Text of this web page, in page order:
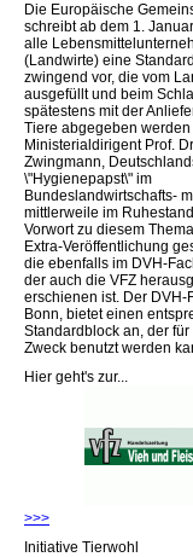
Die Europäische
schreibt ab dem 1.
alle
(Landwirte) eine
zwingend vor, die vom
ausgefüllt und beim
spätestens mit der
Tiere abgegeben werden
Ministerialdirigent Prof.
Zwingmann,
\"Hygienepapst\" im
Bundeslandwirtschafts-
mittlerweile im
Vorwort zu diesem
Extra-Veröffentlichung
die ebenfalls im DVH-
der auch die VFZ
erschienen ist. Der DVH-
Bonn, bietet einen
Standardblock an, der
Zweck benutzt werden
Hier geht's zur...
>>>
Initiative Tierwohl